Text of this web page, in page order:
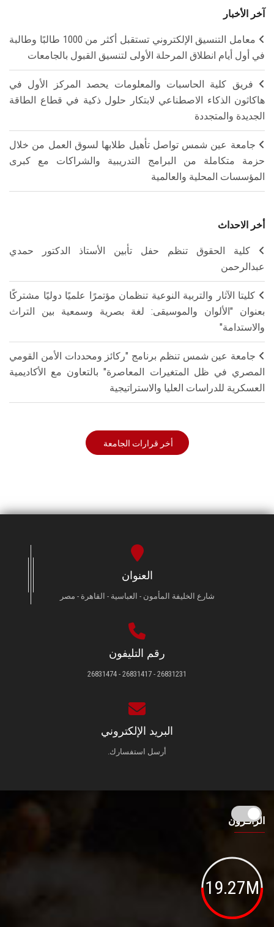
آخر الأخبار
معامل التنسيق الإلكتروني تستقبل أكثر من 1000 طالبًا وطالبة
في أول أيام انطلاق المرحلة الأولى لتنسيق القبول بالجامعات
فريق كلية الحاسبات والمعلومات يحصد المركز الأول في
هاكاثون الذكاء الاصطناعي لابتكار حلول ذكية في قطاع الطاقة
الجديدة والمتجددة
جامعة عين شمس تواصل تأهيل طلابها لسوق العمل من خلال
حزمة متكاملة من البرامج التدريبية والشراكات مع كبرى
المؤسسات المحلية والعالمية
أخر الاحداث
كلية الحقوق تنظم حفل تأبين الأستاذ الدكتور حمدي
عبدالرحمن
كليتا الآثار والتربية النوعية تنظمان مؤتمرًا علميًا دوليًا مشتركًا
بعنوان "الألوان والموسيقى: لغة بصرية وسمعية بين التراث
والاستدامة"
جامعة عين شمس تنظم برنامج "ركائز ومحددات الأمن القومي
المصري في ظل المتغيرات المعاصرة" بالتعاون مع الأكاديمية
العسكرية للدراسات العليا والاستراتيجية
أخر قرارات الجامعة
العنوان
شارع الخليفة المأمون - العباسية - القاهرة - مصر
رقم التليفون
26831231 - 26831417 - 26831474
البريد الإلكتروني
أرسل استفسارك.
الزائـرون
19.27M